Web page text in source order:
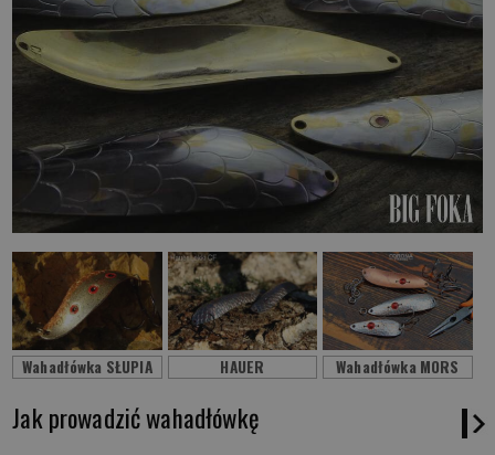
Wahadłówka SŁUPIA HAUER Wahadłówka MORS
Jak prowadzić wahadłówkę